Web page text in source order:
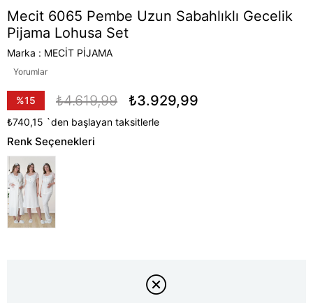
Mecit 6065 Pembe Uzun Sabahlıklı Gecelik
Pijama Lohusa Set
Marka : MECİT PİJAMA
Yorumlar
%15
İndirim
₺4.619,99 ₺3.929,99
₺740,15 `den başlayan taksitlerle
Renk Seçenekleri